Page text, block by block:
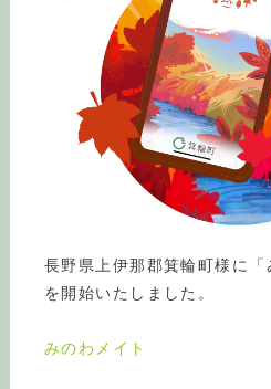
長野県上伊那郡箕輪町様に
を開始いたしました。
みのわメイト